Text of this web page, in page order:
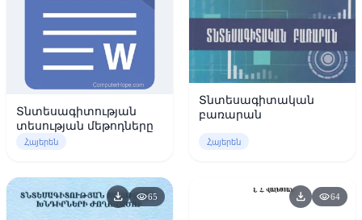
Տնտեսագիտության
տեսության մեթոդները
Հայերեն
Տնտեսագիտական
բառարան
Հայերեն
download visibility65 download visibility64